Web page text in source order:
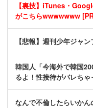
【裏技】iTunes・
がこちらwwwwwww
【悲報】週刊少年ジャ
韓国人「今海外で韓国
るよ！性接待がバレちゃ
なんで不倫したらいか